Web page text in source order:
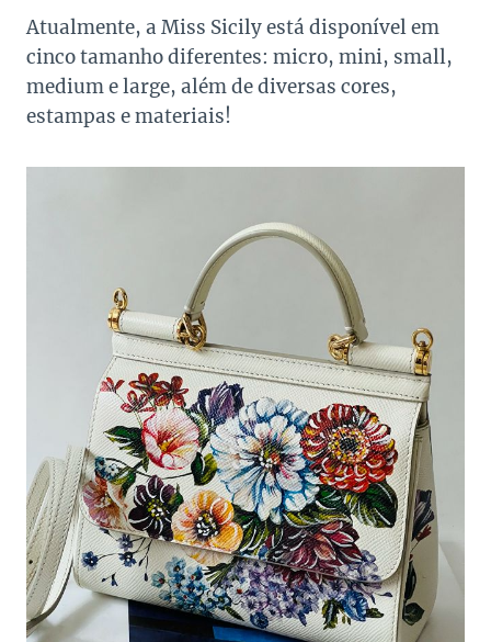
Atualmente, a Miss Sicily está disponível em
cinco tamanho diferentes: micro, mini, small,
medium e large, além de diversas cores,
estampas e materiais!